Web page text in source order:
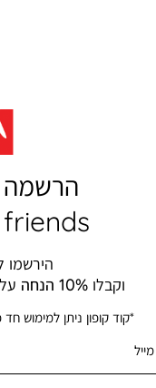
הרשמה
הירשמו
וקבלו 10% הנחה
*קוד קופון ניתן למימוש
מייל